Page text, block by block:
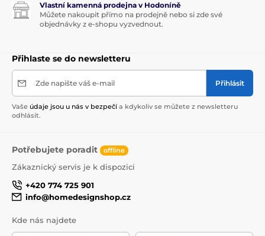
Vlastní kamenná prodejna v Hodoníně
Můžete nakoupit přímo na prodejně nebo si zde své
objednávky z e-shopu vyzvednout.
Přihlaste se do newsletteru
Zde napište váš e-mail Přihlásit
Vaše údaje jsou u nás v bezpečí a kdykoliv se můžete z newsletteru
odhlásit.
Potřebujete poradit offline
Zákaznický servis je k dispozici
+420 774 725 901
info@homedesignshop.cz
Kde nás najdete